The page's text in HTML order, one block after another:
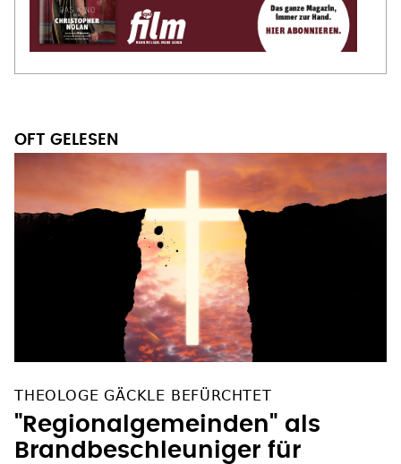
OFT GELESEN
THEOLOGE GÄCKLE BEFÜRCHTET
"Regionalgemeinden" als
Brandbeschleuniger für